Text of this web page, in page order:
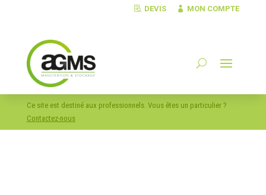
DEVIS MON COMPTE
Ce site est destiné aux professionnels. Vous êtes un particulier ?
Contactez-nous